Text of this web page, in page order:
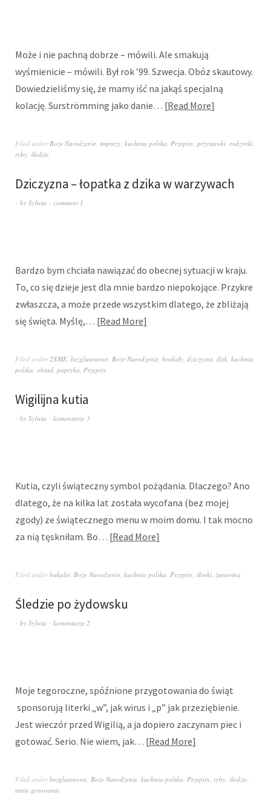
Może i nie pachną dobrze – mówili. Ale smakują
wyśmienicie – mówili. Był rok ’99. Szwecja. Obóz skautowy.
Dowiedzieliśmy się, że mamy iść na jakąś specjalną
kolację. Surströmming jako danie… Read More
Filed under Boże Narodzenie imprezy kuchnia polska Przepisy przystawki rodzynki
ryby śledzie
Dziczyzna – łopatka z dzika w warzywach
by Sylwia comment 1
Bardzo bym chciała nawiązać do obecnej sytuacji w kraju.
To, co się dzieje jest dla mnie bardzo niepokojące. Przykre
zwłaszcza, a może przede wszystkim dlatego, że zbliżają
się święta. Myślę,… Read More
Filed under 2XME bezglutenowe Boże Narodzenie brokuły dziczyzna dzik kuchnia
polska obiad papryka Przepisy
Wigilijna kutia
by Sylwia komentarze 3
Kutia, czyli świąteczny symbol pożądania. Dlaczego? Ano
dlatego, że na kilka lat została wycofana (bez mojej
zgody) ze świątecznego menu w moim domu. I tak mocno
za nią tęskniłam. Bo… Read More
Filed underbakalie Boże Narodzenie kuchnia polska Przepisy śliwki żurawina
Śledzie po żydowsku
by Sylwia komentarze 2
Moje tegoroczne, spóźnione przygotowania do świąt
sponsorują literki „w”, jak wirus i „p” jak przeziębienie.
Jest wieczór przed Wigilią, a ja dopiero zaczynam piec i
gotować. Serio. Nie wiem, jak… Read More
Filed underbezglutenowe Boże Narodzenie kuchnia polska Przepisy ryby śledzie
tanie gotowanie